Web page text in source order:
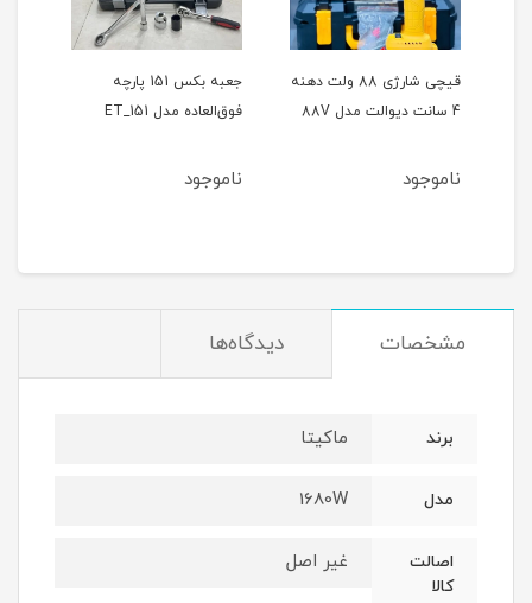
قیچی شارژی 88 ولت دهنه
4 سانت دیوالت مدل 88V
ناموجود
جعبه بکس 151 پارچه
فوق‌العاده مدل ET_151
ناموجود
مشخصات دیدگاه‌ها
برند ماکیتا
مدل 1680W
اصالت
کالا
غیر اصل